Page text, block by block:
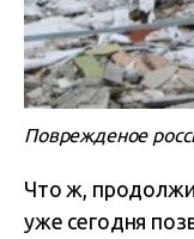
Поврежденое
Что ж,
уже сегодня